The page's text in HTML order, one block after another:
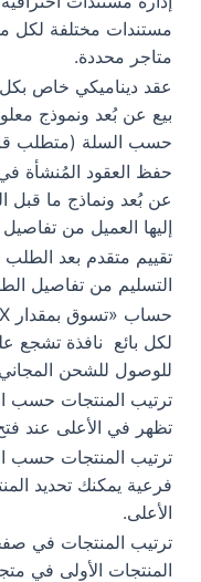
مستندات مختلفة لكل
متاجر محددة.
عقد ديناميكي خاص
بيع عن بُعد ونموذج
حسب السلة (متطلب
حفظ العقود المُنشأة
عن بُعد ونماذج ما قبل
إليها العميل من
تقييم متقدم بعد الطلب
التسليم من تفاصيل
لكل بائع نافذة تشجع
للوصول للشحن
ترتيب المنتجات حسب
تظهر في الأعلى عند
ترتيب المنتجات حسب
فرعية يمكنك تحديد
الأعلى.
ترتيب المنتجات في
المنتجات الأولى في